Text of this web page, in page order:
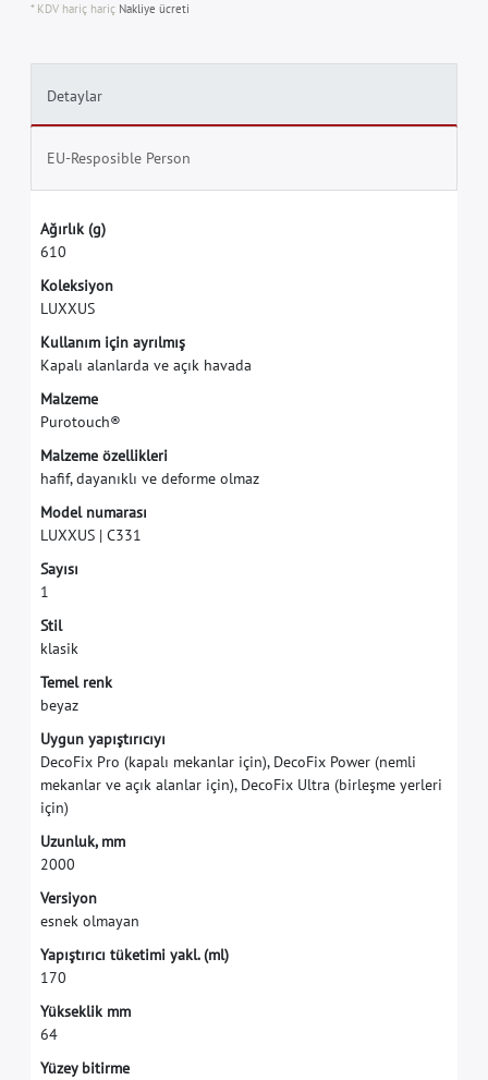
* KDV hariç hariç Nakliye ücreti
Detaylar
EU-Resposible Person
Ağırlık (g)
610
Koleksiyon
LUXXUS
Kullanım için ayrılmış
Kapalı alanlarda ve açık havada
Malzeme
Purotouch®
Malzeme özellikleri
haff, dayanıklı ve deforme olmaz
Model numarası
LUXXUS | C331
Sayısı
1
Stil
klasik
Temel renk
beyaz
Uygun yapıştırıcıyı
DecoFix Pro (kapalı mekanlar için), DecoFix Power (nemli
mekanlar ve açık alanlar için), DecoFix Ultra (birleşme yerleri
için)
Uzunluk, mm
2000
Versiyon
esnek olmayan
Yapıştırıcı tüketimi yakl. (ml)
170
Yükseklik mm
64
Yüzey bitirme